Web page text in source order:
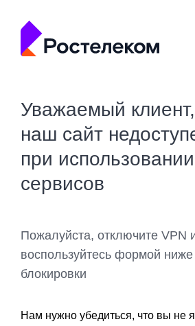
Уважаемый клиент,
наш сайт
при
сервисов
Пожалуйста, отключите VPN
воспользуйтесь формой
блокировки
Нам нужно убедиться, что вы не